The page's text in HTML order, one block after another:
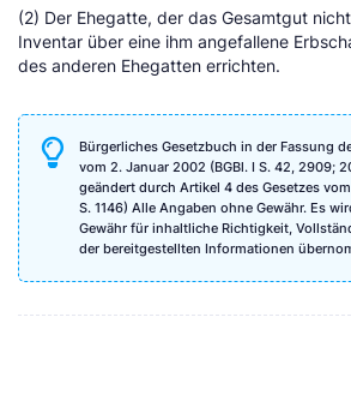
(2) Der Ehegatte, der das Gesamtgut
Inventar über eine ihm angefallene
des anderen Ehegatten errichten.
Bürgerliches Gesetzbuch in der Fassung
vom 2. Januar 2002 (BGBl. I S. 42, 2909;
geändert durch Artikel 4 des Gesetzes
S. 1146) Alle Angaben ohne Gewähr. Es
Gewähr für inhaltliche Richtigkeit,
der bereitgestellten Informationen